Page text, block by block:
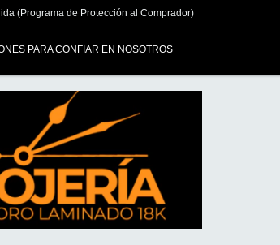
(Programa de Protección al Comprador)
PARA CONFIAR EN NOSOTROS